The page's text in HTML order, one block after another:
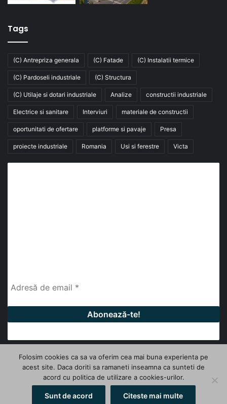
Tags
(C) Antrepriza generala (C) Fatade (C) Instalatii termice
(C) Pardoseli industriale (C) Structura
(C) Utilaje si dotari industriale Analize constructii industriale
Electrice si sanitare Interviuri materiale de constructii
oportunitati de ofertare platforme si pavaje Presa
proiecte industriale Romania Usi si ferestre Victa
© Copyright 2026, All Rights Reserved | InfoHale
FacebookLinkedInYouTube
Folosim cookies ca sa va oferim cea mai buna experienta pe
acest site. Daca doriti sa ramaneti inseamna ca sunteti de
acord cu politica de utilizare a cookies-urilor.
Sunt de acord Citeste mai multe